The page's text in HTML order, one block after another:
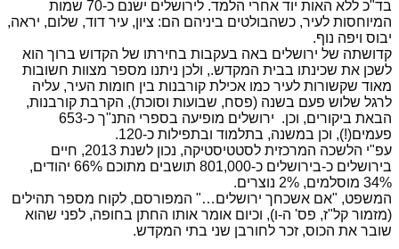
בד"כ ללא האות יוד אחרי הלמד. לירושלים ישנם כ-70 שמות
המיוחסות לעיר, כשהבולטים ביניהם הם: ציון, עיר דוד, שלום, יראה,
יבוס ויפה נוף.
קדושתה של ירושלים באה בעקבות בחירתו של הקדוש ברוך הוא
לשכן את שכינתו בבית המקדש., ולכן ניתנו מספר מצוות חשובות
מאוד שקשורות לעיר כמו אכילת קורבנות בין חומות העיר, עליה
לרגל שלוש פעם בשנה (פסח, שבועות וסוכת), הקרבת קורבנות,
הבאת ביקורים, וכן. ירושלים מופיעה בספרי התנ"ך כ-653
פעמים(!), וכן במשנה, בתלמוד ובתפילות כ-120.
עפ"י הלשכה המרכזית לסטטיסטיקה, נכון לשנת 2013, חיים
בירושלים כ-בירושלים כ-801,000 תושבים מתוכם 66% יהודים,
34% מוסלמים, 2% נוצרים.
המשפט, "אם אשכחך ירושלים…" המפורסם, לקוח מספר תהילים
(מזמור קל"ז, פס' ה-ו), וכיום אומר אותו החתן בחופה, לפני שהוא
שובר את הכוס, זכר לחורבן שני בתי המקדש.